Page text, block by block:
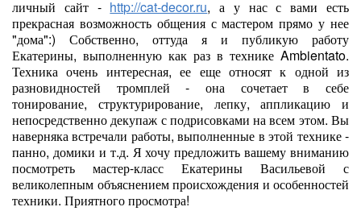
личный сайт - http://cat-decor.ru, а у нас с вами есть
прекрасная возможность общения с мастером прямо у нее
"дома":) Собственно, оттуда я и публикую работу
Екатерины, выполненную как раз в технике Ambientato.
Техника очень интересная, ее еще относят к одной из
разновидностей тромплей - она сочетает в себе
тонирование, структурирование, лепку, аппликацию и
непосредственно декупаж с подрисовками на всем этом. Вы
наверняка встречали работы, выполненные в этой технике -
панно, домики и т.д. Я хочу предложить вашему вниманию
посмотреть мастер-класс Екатерины Васильевой с
великолепным объяснением происхождения и особенностей
техники. Приятного просмотра!